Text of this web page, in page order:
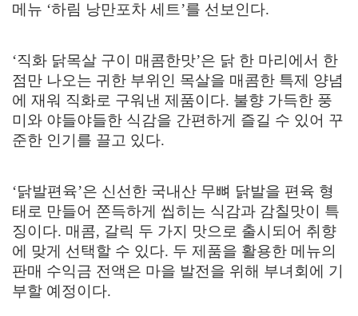
메뉴 ‘하림 낭만포차 세트’를 선보인다.
‘직화 닭목살 구이 매콤한맛’은 닭 한 마리에서 한
점만 나오는 귀한 부위인 목살을 매콤한 특제 양념
에 재워 직화로 구워낸 제품이다. 불향 가득한 풍
미와 야들야들한 식감을 간편하게 즐길 수 있어 꾸
준한 인기를 끌고 있다.
‘닭발편육’은 신선한 국내산 무뼈 닭발을 편육 형
태로 만들어 쫀득하게 씹히는 식감과 감칠맛이 특
징이다. 매콤, 갈릭 두 가지 맛으로 출시되어 취향
에 맞게 선택할 수 있다. 두 제품을 활용한 메뉴의
판매 수익금 전액은 마을 발전을 위해 부녀회에 기
부할 예정이다.